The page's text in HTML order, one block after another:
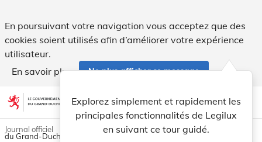
En poursuivant votre navigation vous acceptez que des
cookies soient utilisés afin d’améliorer votre expérience
utilisateur.
En savoir plus
Ne plus afficher ce message
Aller au contenu account_circle help Aide
Explorez simplement et rapidement les
principales fonctionnalités de Legilux
en suivant ce tour guidé.
light_mode dark_mode
Journal officiel
du Grand-Duché de Luxembourg